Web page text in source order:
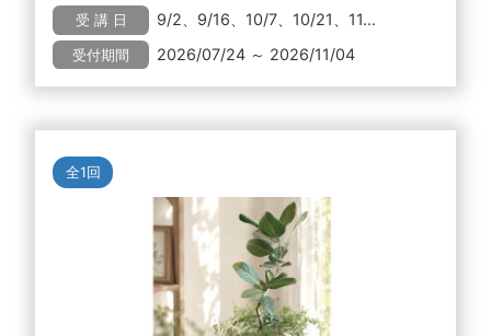
受 講 日 9/2、9/16、10/7、10/21、11...
受付期間 2026/07/24 ～ 2026/11/04
全1回